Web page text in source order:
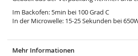
Im Backofen: 5min bei 100 Grad C
In der Microwelle: 15-25 Sekunden bei
Mehr Informationen